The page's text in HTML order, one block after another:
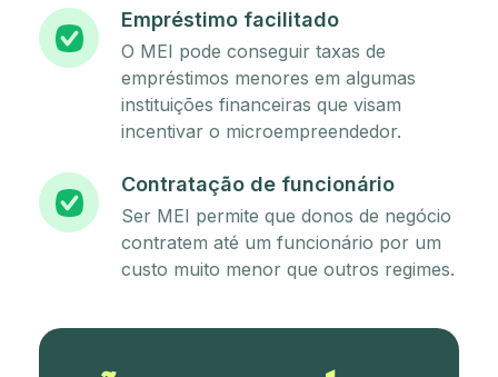
Empréstimo facilitado
O MEI pode conseguir taxas de
empréstimos menores em algumas
instituições financeiras que visam
incentivar o microempreendedor.
Contratação de funcionário
Ser MEI permite que donos de negócio
contratem até um funcionário por um
custo muito menor que outros regimes.